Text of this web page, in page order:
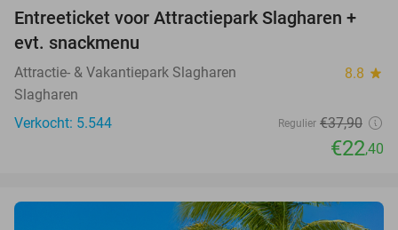
41%
Entreeticket voor Attractiepark Slagharen +
evt. snackmenu
Attractie- & Vakantiepark Slagharen 8.8 star
Slagharen
Verkocht: 5.544
Regulier €37,90
€22,40